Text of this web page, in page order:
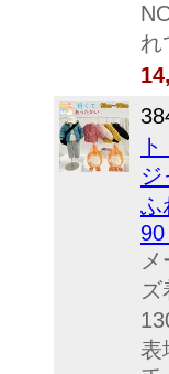
れ
ジ
ふ
表